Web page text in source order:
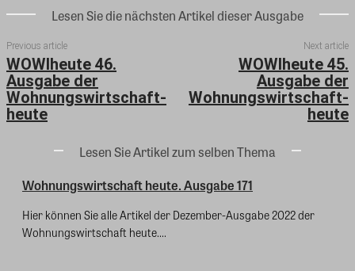
Lesen Sie die nächsten Artikel dieser Ausgabe
Previous article
WOWIheute 46.
Ausgabe der
Wohnungswirtschaft-
heute
Next article
WOWIheute 45.
Ausgabe der
Wohnungswirtschaft-
heute
Lesen Sie Artikel zum selben Thema
Wohnungswirtschaft heute. Ausgabe 171
Hier können Sie alle Artikel der Dezember-Ausgabe 2022 der
Wohnungswirtschaft heute....